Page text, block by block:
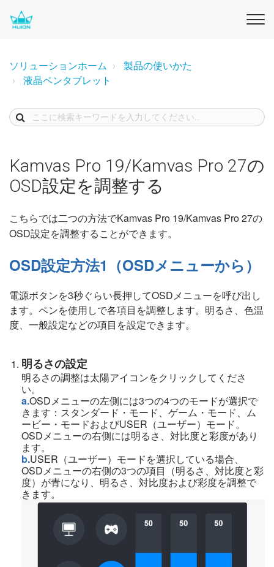
ソリューションホーム
製品の使いかた
液晶ペンタブレット
Kamvas Pro 19/Kamvas Pro 27の
OSD設定を調整する
こちらでは二つの方法でKamvas Pro 19/Kamvas Pro 27の
OSD設定を調整することができます。
OSD設定方法1（OSDメニューから）
電源ボタンを3秒ぐらい長押してOSDメニューを呼び出し
ます。ペンを使用しで各項目を調整します。明るさ、色温
度、一般設定などの項目を設定できます。
明るさの設定
明るさの調整は太陽アイコンをクリックしてくださ
い。
a.OSDメニューの左側には3つの4つのモードが選択で
きます：スタンダード・モード、ゲーム・モード、ム
ービー・モードおよびUSER（ユーザー）モード。
OSDメニューの右側には明るさ、対比度と彩度があり
ます。
b.USER（ユーザー）モードを選択している場合、
OSDメニューの右側の3つの項目（明るさ、対比度と彩
度）が青になり、明るさ、対比度および彩度を調整で
きます。